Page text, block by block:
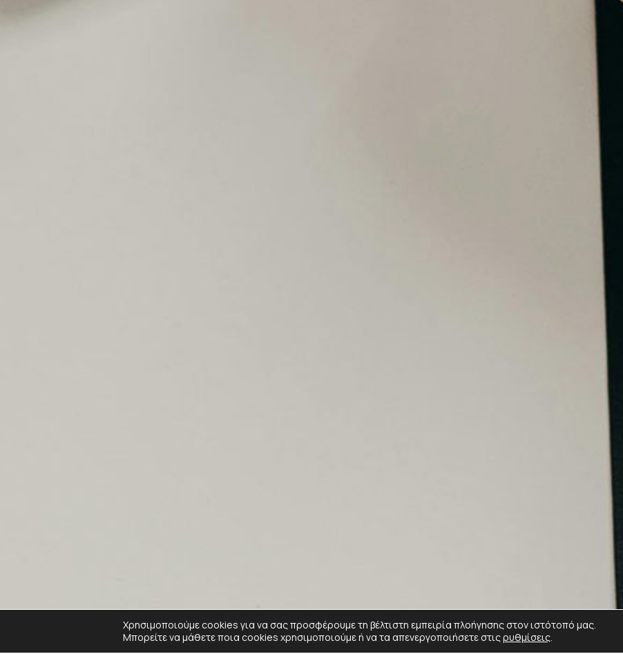
Χρησιμοποιούμε cookies για να σας προσφέρουμε τη βέλτιστη εμπειρία πλοήγησης στον ιστότοπό μας.
Μπορείτε να μάθετε ποια cookies χρησιμοποιούμε ή να τα απενεργοποιήσετε στιςρυθμίσεις.